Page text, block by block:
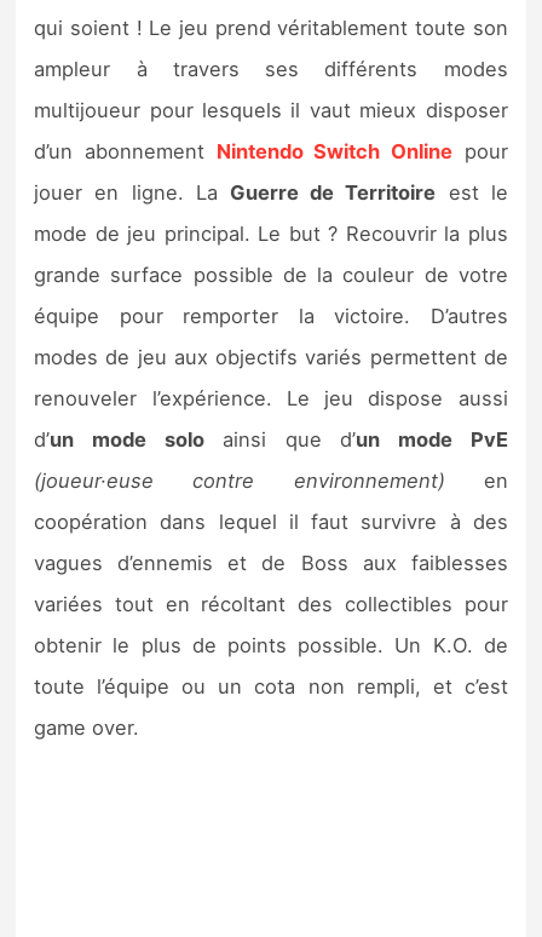
qui soient ! Le jeu prend véritablement toute son
ampleur à travers ses différents modes
multijoueur pour lesquels il vaut mieux disposer
d’un abonnement Nintendo Switch Online pour
jouer en ligne. La Guerre de Territoire est le
mode de jeu principal. Le but ? Recouvrir la plus
grande surface possible de la couleur de votre
équipe pour remporter la victoire. D’autres
modes de jeu aux objectifs variés permettent de
renouveler l’expérience. Le jeu dispose aussi
d’un mode soloainsi que d’un mode PvE
(joueur·euse contre environnement) en
coopération dans lequel il faut survivre à des
vagues d’ennemis et de Boss aux faiblesses
variées tout en récoltant des collectibles pour
obtenir le plus de points possible. Un K.O. de
toute l’équipe ou un cota non rempli, et c’est
game over.